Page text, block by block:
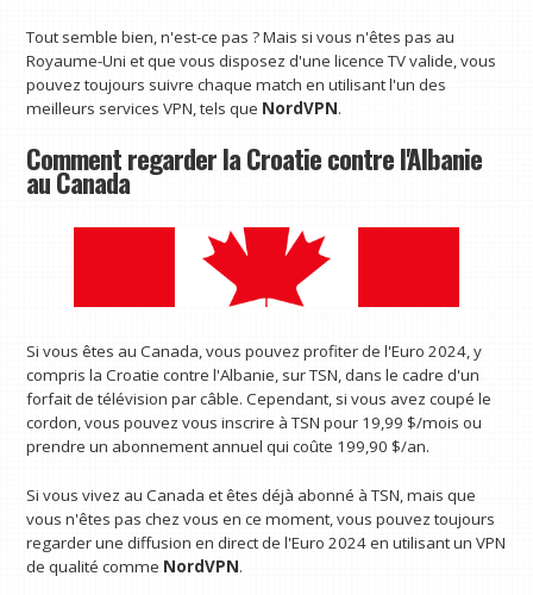
Tout semble bien, n'est-ce pas ? Mais si vous n'êtes pas au
Royaume-Uni et que vous disposez d'une licence TV valide, vous
pouvez toujours suivre chaque match en utilisant l'un des
meilleurs services VPN, tels que NordVPN.
Comment regarder la Croatie contre l'Albanie
au Canada
Si vous êtes au Canada, vous pouvez profiter de l'Euro 2024, y
compris la Croatie contre l'Albanie, sur TSN, dans le cadre d'un
forfait de télévision par câble. Cependant, si vous avez coupé le
cordon, vous pouvez vous inscrire à TSN pour 19,99 $/mois ou
prendre un abonnement annuel qui coûte 199,90 $/an.
Si vous vivez au Canada et êtes déjà abonné à TSN, mais que
vous n'êtes pas chez vous en ce moment, vous pouvez toujours
regarder une diffusion en direct de l'Euro 2024 en utilisant un VPN
de qualité comme NordVPN.